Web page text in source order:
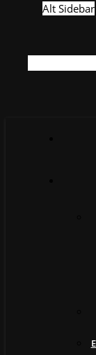
Alt Sidebar